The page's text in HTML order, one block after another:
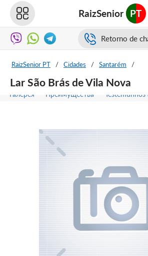
RaizSenior PT
Retorno de
RaizSenior PT / Cidades / Santarém /
Lar São Brás de Vila Nova
Галерея Преимущества Testemunhos